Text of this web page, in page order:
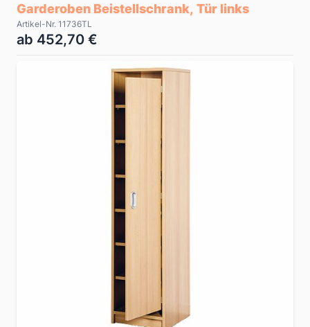
Garderoben Beistellschrank, Tür links
Artikel-Nr. 11736TL
ab 452,70 €